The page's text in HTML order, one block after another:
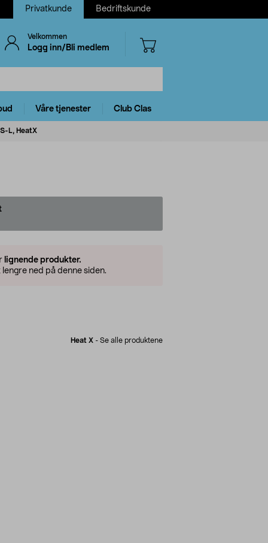
Privatkunde Bedriftskunde
Velkommen
Logg inn/Bli medlem
Våre tjenester Club Clas
L, HeatX
lignende produkter.
ned på denne siden.
Heat X - Se alle produktene